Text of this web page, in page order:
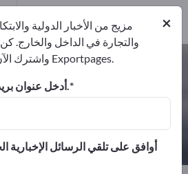
رقائق البولي إثيلين
اعثر على الشركات
من
1
×
مزيج من الأخبار الدولية
والتجارة في الداخل والخارج.
واشترك الآن في النشرة الإخبارية لـ Exportpages.
أدخل عنوان بريدك الإلكتروني للاشتراك.